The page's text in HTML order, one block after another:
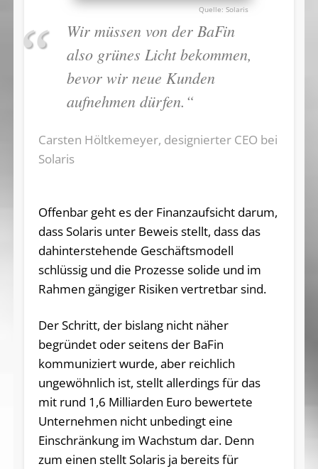
Solaris
Wir müssen von der BaFin
also grünes Licht bekommen,
bevor wir neue Kunden
aufnehmen dürfen.“
Carsten Höltkemeyer, designierter CEO bei
Solaris
Offenbar geht es der Finanzaufsicht darum,
dass Solaris unter Beweis stellt, dass das
dahinterstehende Geschäftsmodell
schlüssig und die Prozesse solide und im
Rahmen gängiger Risiken vertretbar sind.
Der Schritt, der bislang nicht näher
begründet oder seitens der BaFin
kommuniziert wurde, aber reichlich
ungewöhnlich ist, stellt allerdings für das
mit rund 1,6 Milliarden Euro bewertete
Unternehmen nicht unbedingt eine
Einschränkung im Wachstum dar. Denn
zum einen stellt Solaris ja bereits für